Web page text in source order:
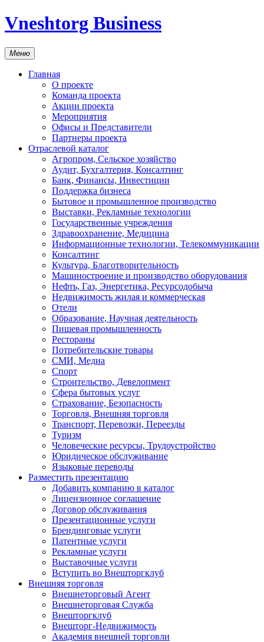
Vneshtorg Business
Меню
Главная
О проекте
Команда проекта
Акции проекта
Мероприятия
Офисы и Представители
Партнеры проекта
Отраслевой каталог
Агропром, Сельское хозяйство
Аудит, Бухгалтерия, Консалтинг
Банк, Финансы, Инвестиции
Поддержка бизнеса
Бытовое и промышленное производство
Выставки, Рекламные технологии
Государственные учреждения
Здравоохранение, Медицина
Информационные технологии, Телекоммуникации
Консалтинг
Культура, Благотворительность
Машиностроение и производство оборудования
Нефть, Газ, Энергетика, Ресурсодобыча
Недвижимость жилая и коммерческая
Отели
Образование, Научная деятельность
Пишевая промышленность
Рестораны
Потребительские товары
СМИ, Медиа
Спорт
Строительство, Девелопмент
Сфера бытовых услуг
Страхование, Безопасность
Торговля, Внешняя торговля
Транспорт, Перевозки, Переезды
Туризм
Человеческие ресурсы, Трудоустройство
Юридическое обслуживание
Языковые переводы
Разместить презентацию
Добавить компанию в каталог
Лицензионное соглашение
Договор обслуживания
Презентационные услуги
Брендинговые услуги
Патентные услуги
Рекламные услуги
Выставочные услуги
Вступить во Внешторгклуб
Внешняя торговля
Внешнеторговый Агент
Внешнеторговая Служба
Внешторгклуб
Внешторг-Недвижимость
Академия внешней торговли